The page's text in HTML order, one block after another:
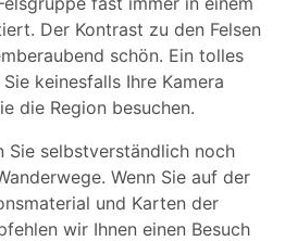
Der Kontrast zu den Felsen
schön. Ein tolles
keinesfalls Ihre Kamera
die Region besuchen.
Sie selbstverständlich noch
Wenn Sie auf der
und Karten der
wir Ihnen einen Besuch